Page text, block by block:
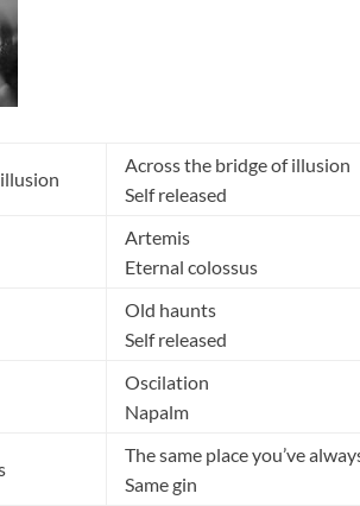
Across the bridge of illusion
Self released
Artemis
Eternal colossus
Old haunts
Self released
Oscilation
Napalm
The same place you’ve
Same gin